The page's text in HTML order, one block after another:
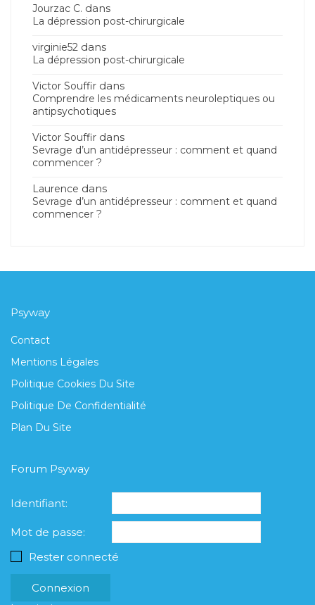
Jourzac C. dans
La dépression post-chirurgicale
virginie52 dans
La dépression post-chirurgicale
Victor Souffir dans
Comprendre les médicaments neuroleptiques ou
antipsychotiques
Victor Souffir dans
Sevrage d’un antidépresseur : comment et quand
commencer ?
Laurence dans
Sevrage d’un antidépresseur : comment et quand
commencer ?
Psyway
Contact
Mentions Légales
Politique Cookies Du Site
Politique De Confidentialité
Plan Du Site
Forum Psyway
Identifiant:
Mot de passe:
Rester connecté
Connexion